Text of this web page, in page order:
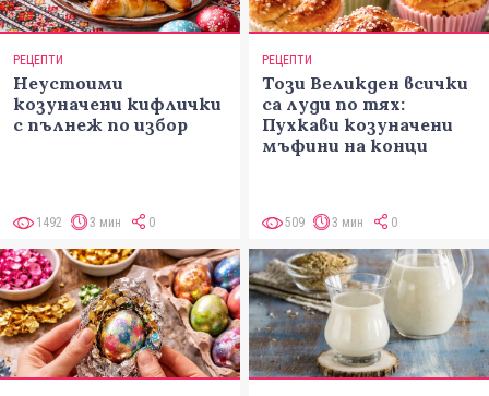
РЕЦЕПТИ
Неустоими
козуначени кифлички
с пълнеж по избор
1492 3 мин 0
РЕЦЕПТИ
Този Великден всички
са луди по тях:
Пухкави козуначени
мъфини на конци
509 3 мин 0